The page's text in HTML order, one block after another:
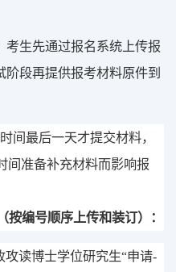
考生先通过报名系统上传报
阶段再提供报考材料原件到
间最后一天才提交材料，
间准备补充材料而影响报
（按编号顺序上传和装订） ：
攻读博士学位研究生“申请-